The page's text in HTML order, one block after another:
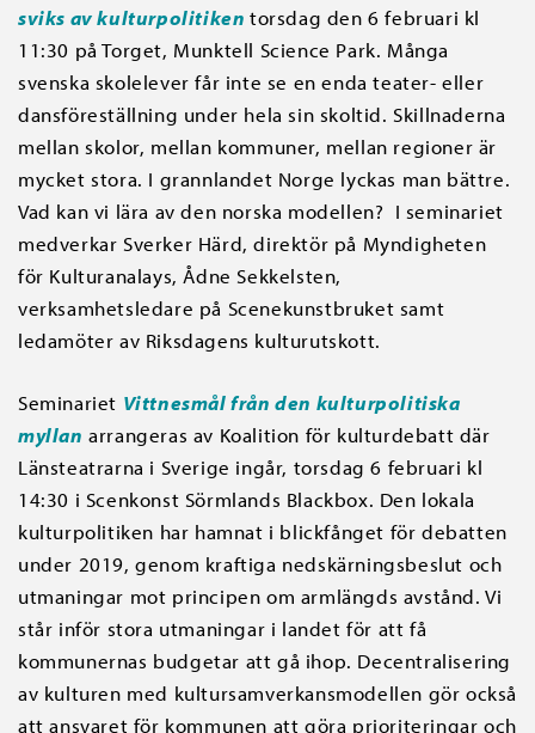
sviks av kulturpolitiken torsdag den 6 februari kl
11:30 på Torget, Munktell Science Park. Många
svenska skolelever får inte se en enda teater- eller
dansföreställning under hela sin skoltid. Skillnaderna
mellan skolor, mellan kommuner, mellan regioner är
mycket stora. I grannlandet Norge lyckas man bättre.
Vad kan vi lära av den norska modellen? I seminariet
medverkar Sverker Härd, direktör på Myndigheten
för Kulturanalays, Ådne Sekkelsten,
verksamhetsledare på Scenekunstbruket samt
ledamöter av Riksdagens kulturutskott.
Seminariet Vittnesmål från den kulturpolitiska
myllan arrangeras av Koalition för kulturdebatt där
Länsteatrarna i Sverige ingår, torsdag 6 februari kl
14:30 i Scenkonst Sörmlands Blackbox. Den lokala
kulturpolitiken har hamnat i blickfånget för debatten
under 2019, genom kraftiga nedskärningsbeslut och
utmaningar mot principen om armlängds avstånd. Vi
står inför stora utmaningar i landet för att få
kommunernas budgetar att gå ihop. Decentralisering
av kulturen med kultursamverkansmodellen gör också
att ansvaret för kommunen att göra prioriteringar och